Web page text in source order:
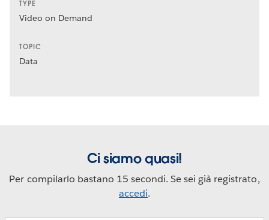
TYPE
Video on Demand
TOPIC
Data
Ci siamo quasi!
Per compilarlo bastano 15 secondi. Se sei già registrato,
accedi.